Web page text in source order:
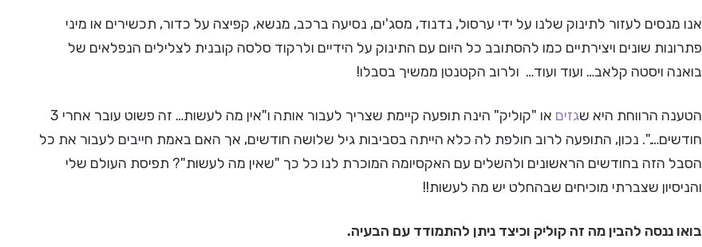
אנו מנסים לעזור לתינוק שלנו על ידי ערסול, נדנוד, מסג'ים, נסיעה ברכב, מנשא, קפיצה על כדור, תכשירים או מיני
פתרונות שונים ויצירתיים כמו להסתובב כל היום עם התינוק על הידיים ולרקוד סלסה קובנית לצלילים הנפלאים של
בואנה ויסטה קלאב… ועוד ועוד… ולרוב הקטנטן ממשיך בסבלו!
הטענה הרווחת היא שגזים
או "קוליק" הינה תופעה קיימת שצריך לעבור אותה ו"אין מה לעשות… זה פשוט עובר אחרי 3
חודשים….". נכון, התופעה לרוב חולפת לה כלא הייתה בסביבות גיל שלושה חודשים, אך האם באמת חייבים לעבור את כל
הסבל הזה בחודשים הראשונים ולהשלים עם האקסיומה המוכרת לנו כל כך "שאין מה לעשות"? תפיסת העולם שלי
והניסיון שצברתי מוכיחים שבהחלט יש מה לעשות!!
בואו ננסה להבין מה זה קוליק וכיצד ניתן להתמודד עם הבעיה.